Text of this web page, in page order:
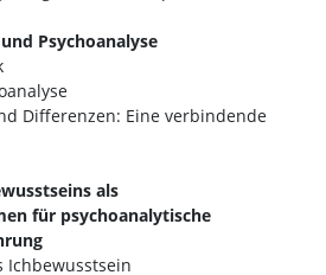
Psychoanalyse
Differenzen: Eine verbindende
als
für psychoanalytische
Ichbewusstsein